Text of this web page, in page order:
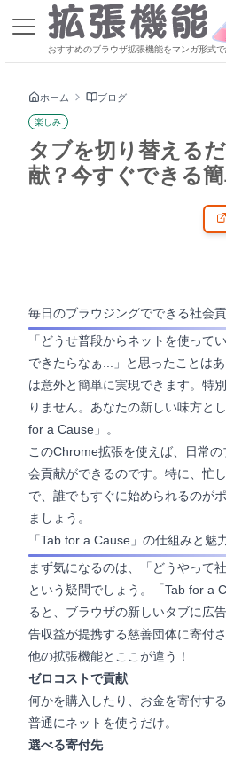
おすすめのブラウザ拡張機能をマンガ形式
ホーム ブログ
楽しみ
タブを切り替える
献？今すぐできる
毎日のブラウジングでできる社会
「どうせ普段からネットを使って
できたらなぁ...」と思ったことは
は意外と簡単に実現できます。特
りません。あなたの新しい味方と
for a Cause」。
このChrome拡張を使えば、日常
会貢献ができるのです。特に、忙
で、誰でもすぐに始められるのが
ましょう。
「Tab for a Cause」の仕組みと魅
まず気になるのは、「どうやって
という疑問でしょう。「Tab for a
ると、ブラウザの新しいタブに広
告収益が提携する慈善団体に寄付
他の拡張機能とここが違う！
ゼロコストで貢献
何かを購入したり、お金を寄付す
普通にネットを使うだけ。
選べる寄付先